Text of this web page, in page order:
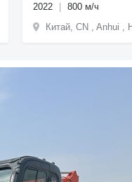
2022
800 м/ч